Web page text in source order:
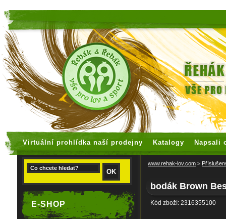
Virtuální prohlídka naší prodejny Katalogy Napsali
E-SHOP
www.rehak-lov.com >
bodák Brown
Kód zboží: 2316355100